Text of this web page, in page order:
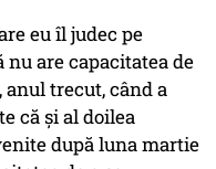
eu îl judec pe
nu are capacitatea de
trecut, când a
că şi al doilea
după luna martie